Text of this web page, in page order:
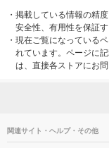
・ 掲載している情報の精
安全性、有用性を保証
・ 現在ご覧になっている
れています。ページに
は、直接各ストアにお問
関連サイト・ヘルプ・その他